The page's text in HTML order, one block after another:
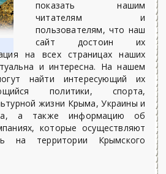
показать нашим
читателям и
пользователям, что наш
сайт достоин их
на всех страницах наших
и интересна. На нашем
найти интересующий их
политики, спорта,
жизни Крыма, Украины и
а также информацию об
которые осуществляют
на территории Крымского